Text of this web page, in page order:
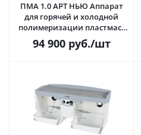
ПМА 1.0 АРТ НЬЮ Аппарат
для горячей и холодной
полимеризации пластмасс
под давлением · Аверон
(ВЕГА-ПРО) Россия
94 900руб./шт